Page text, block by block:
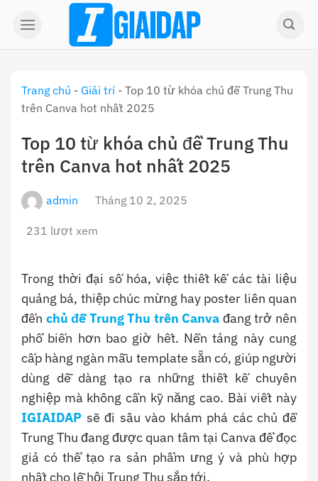
Trang chủ - Giải trí - Top 10 từ khóa chủ đề Trung Thu
trên Canva hot nhất 2025
Top 10 từ khóa chủ đề Trung Thu
trên Canva hot nhất 2025
admin Tháng 10 2, 2025
231 lượt xem
Trong thời đại số hóa, việc thiết kế các tài liệu
quảng bá, thiệp chúc mừng hay poster liên quan
đến chủ đề Trung Thu trên Canva đang trở nên
phổ biến hơn bao giờ hết. Nền tảng này cung
cấp hàng ngàn mẫu template sẵn có, giúp người
dùng dễ dàng tạo ra những thiết kế chuyên
nghiệp mà không cần kỹ năng cao. Bài viết này
IGIAIDAP sẽ đi sâu vào khám phá các chủ đề
Trung Thu đang được quan tâm tại Canva để đọc
giả có thể tạo ra sản phẩm ưng ý và phù hợp
nhất cho lễ hội Trung Thu sắp tới.